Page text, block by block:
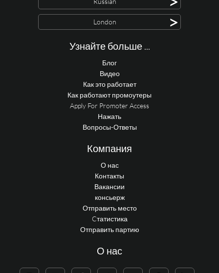
London >
Узнайте больше ...
Блог
Видео
Как это работает
Как работают промоутеры
Apply For Promoter Access
Нажать
Вопросы-Ответы
Компания
О нас
Контакты
Вакансии
консьерж
Отправить место
Cтатистика
Отправить партию
О нас